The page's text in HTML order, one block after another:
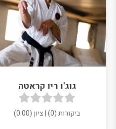
גוג'ו ריו קראטה
ביקורות (0) | ציון (0.00)